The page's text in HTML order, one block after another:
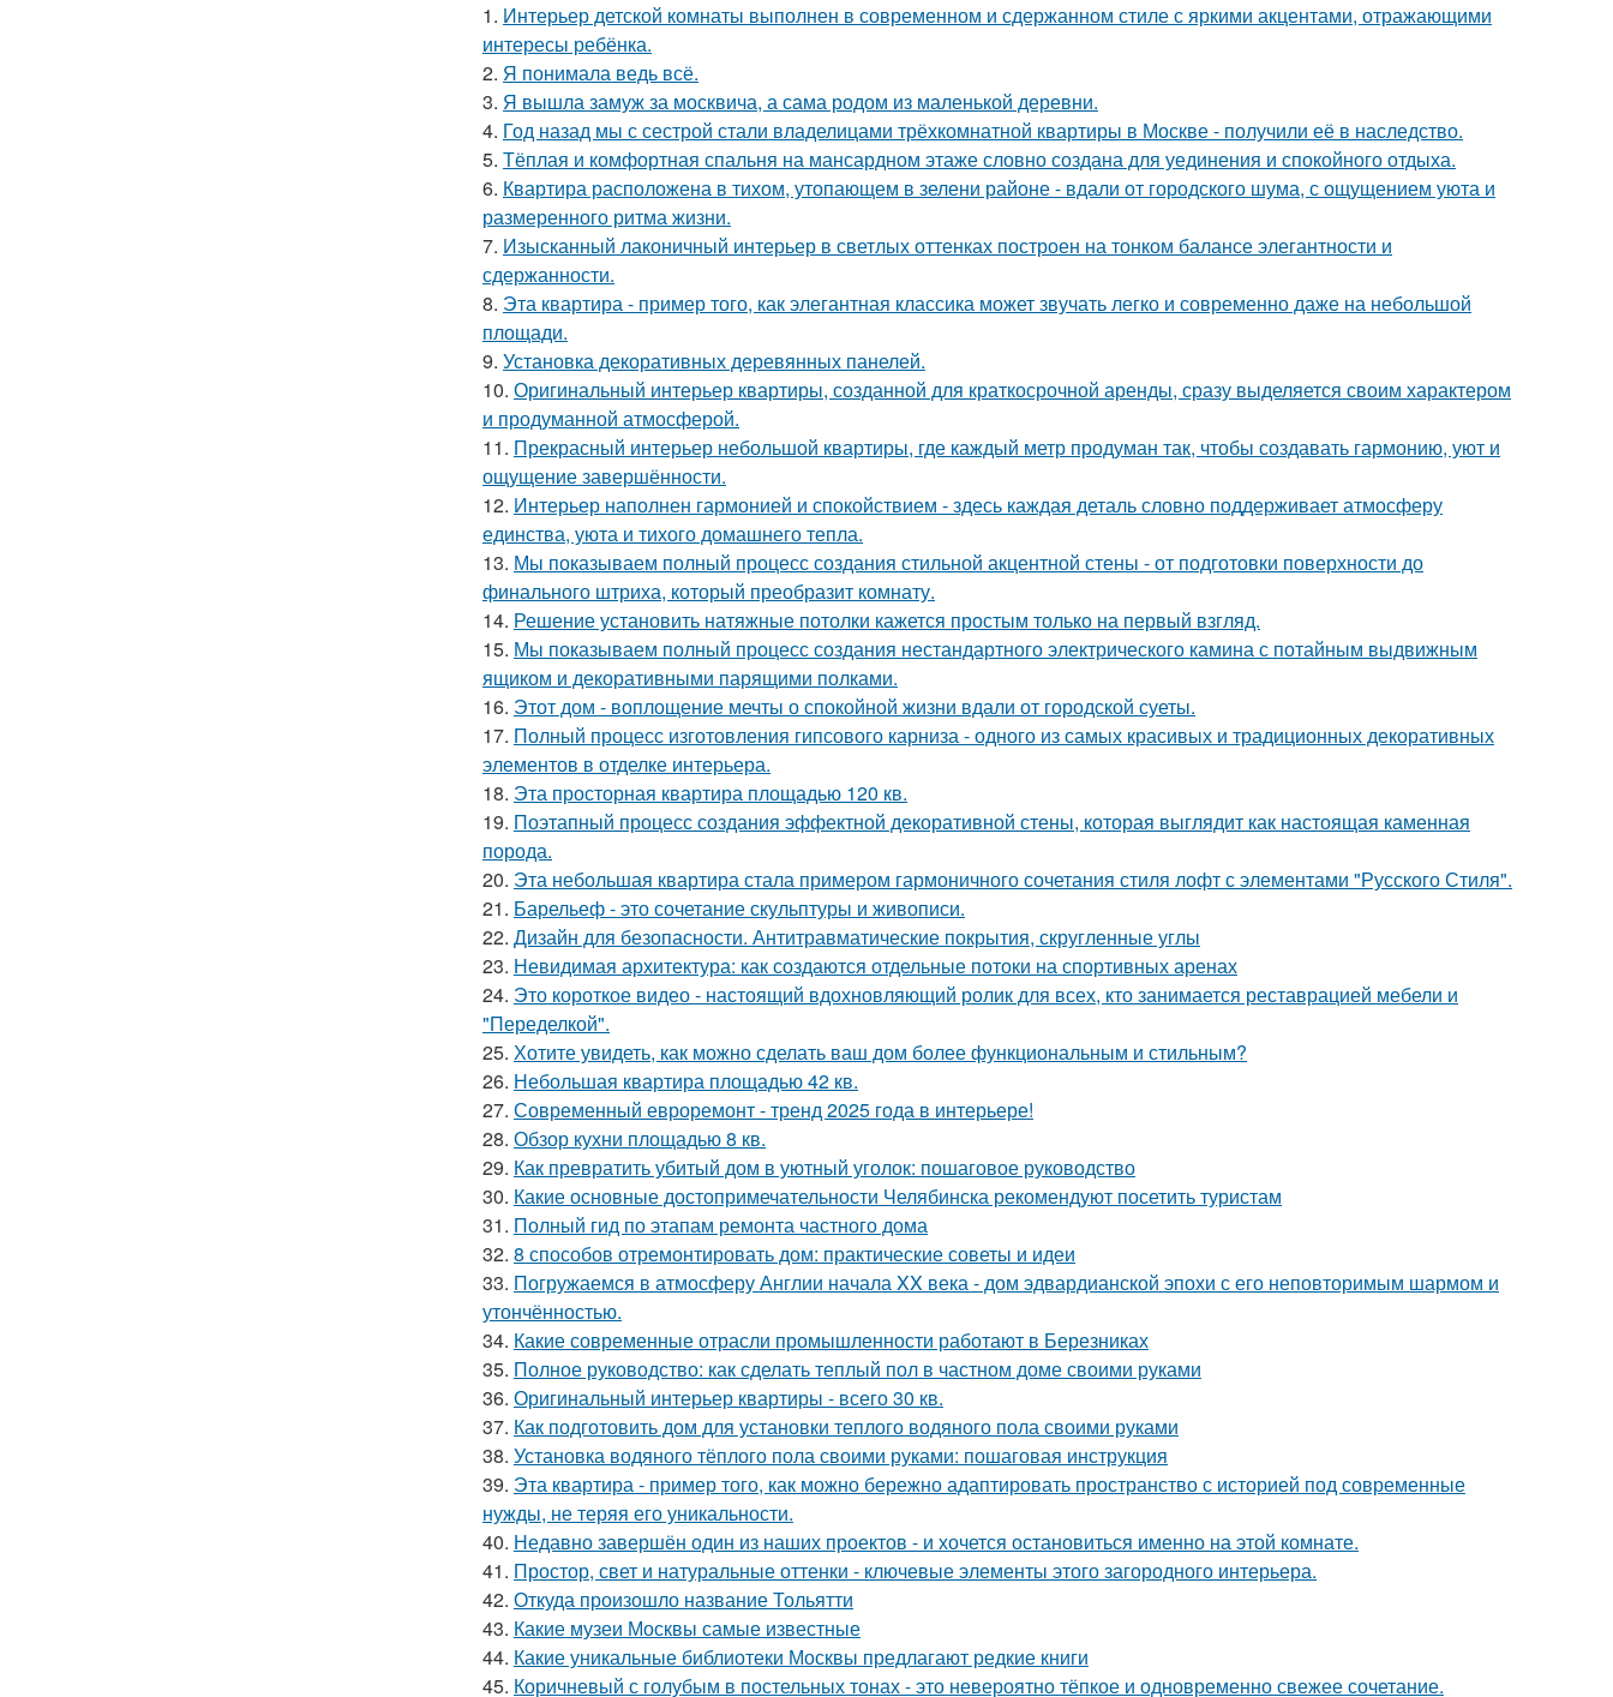
1. Интерьер детской комнаты выполнен в современном и сдержанном стиле с яркими акцентами, отражающими
интересы ребёнка.
2. Я понимала ведь всё.
3. Я вышла замуж за москвича, а сама родом из маленькой деревни.
4. Год назад мы с сестрой стали владелицами трёхкомнатной квартиры в Москве - получили её в наследство.
5. Тёплая и комфортная спальня на мансардном этаже словно создана для уединения и спокойного отдыха.
6. Квартира расположена в тихом, утопающем в зелени районе - вдали от городского шума, с ощущением уюта и
размеренного ритма жизни.
7. Изысканный лаконичный интерьер в светлых оттенках построен на тонком балансе элегантности и
сдержанности.
8. Эта квартира - пример того, как элегантная классика может звучать легко и современно даже на небольшой
площади.
9. Установка декоративных деревянных панелей.
10. Оригинальный интерьер квартиры, созданной для краткосрочной аренды, сразу выделяется своим характером
и продуманной атмосферой.
11. Прекрасный интерьер небольшой квартиры, где каждый метр продуман так, чтобы создавать гармонию, уют и
ощущение завершённости.
12. Интерьер наполнен гармонией и спокойствием - здесь каждая деталь словно поддерживает атмосферу
единства, уюта и тихого домашнего тепла.
13. Мы показываем полный процесс создания стильной акцентной стены - от подготовки поверхности до
финального штриха, который преобразит комнату.
14. Решение установить натяжные потолки кажется простым только на первый взгляд.
15. Мы показываем полный процесс создания нестандартного электрического камина с потайным выдвижным
ящиком и декоративными парящими полками.
16. Этот дом - воплощение мечты о спокойной жизни вдали от городской суеты.
17. Полный процесс изготовления гипсового карниза - одного из самых красивых и традиционных декоративных
элементов в отделке интерьера.
18. Эта просторная квартира площадью 120 кв.
19. Поэтапный процесс создания эффектной декоративной стены, которая выглядит как настоящая каменная
порода.
20. Эта небольшая квартира стала примером гармоничного сочетания стиля лофт с элементами "Русского Стиля".
21. Барельеф - это сочетание скульптуры и живописи.
22. Дизайн для безопасности. Антитравматические покрытия, скругленные углы
23. Невидимая архитектура: как создаются отдельные потоки на спортивных аренах
24. Это короткое видео - настоящий вдохновляющий ролик для всех, кто занимается реставрацией мебели и
"Переделкой".
25. Хотите увидеть, как можно сделать ваш дом более функциональным и стильным?
26. Небольшая квартира площадью 42 кв.
27. Современный евроремонт - тренд 2025 года в интерьере!
28. Обзор кухни площадью 8 кв.
29. Как превратить убитый дом в уютный уголок: пошаговое руководство
30. Какие основные достопримечательности Челябинска рекомендуют посетить туристам
31. Полный гид по этапам ремонта частного дома
32. 8 способов отремонтировать дом: практические советы и идеи
33. Погружаемся в атмосферу Англии начала XX века - дом эдвардианской эпохи с его неповторимым шармом и
утончённостью.
34. Какие современные отрасли промышленности работают в Березниках
35. Полное руководство: как сделать теплый пол в частном доме своими руками
36. Оригинальный интерьер квартиры - всего 30 кв.
37. Как подготовить дом для установки теплого водяного пола своими руками
38. Установка водяного тёплого пола своими руками: пошаговая инструкция
39. Эта квартира - пример того, как можно бережно адаптировать пространство с историей под современные
нужды, не теряя его уникальности.
40. Недавно завершён один из наших проектов - и хочется остановиться именно на этой комнате.
41. Простор, свет и натуральные оттенки - ключевые элементы этого загородного интерьера.
42. Откуда произошло название Тольятти
43. Какие музеи Москвы самые известные
44. Какие уникальные библиотеки Москвы предлагают редкие книги
45. Коричневый с голубым в постельных тонах - это невероятно тёпкое и одновременно свежее сочетание.